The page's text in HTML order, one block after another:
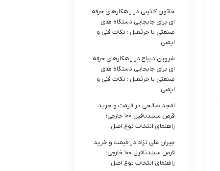
خاتون گائینی در راهکارهای حرفه
ای برای جابجایی دستگاه های
صنعتی با جرثقیل : نکات فنی و
ایمنی
شروین دیباجدر راهکارهای حرفه
ای برای جابجایی دستگاه های
صنعتی با جرثقیل : نکات فنی و
ایمنی
امجد صالحی در قیمت و خرید
قرص سیلدنافیل ۱۰۰ خارجی؛
راهنمای انتخاب نوع اصل
جیران علی نژاد در قیمت و خرید
قرص سیلدنافیل ۱۰۰ خارجی؛
راهنمای انتخاب نوع اصل